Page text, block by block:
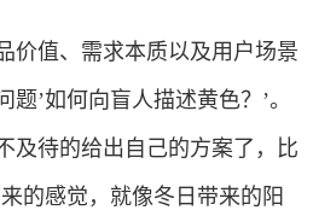
价值、需求本质以及用户场景
’如何向盲人描述黄色？’。
及待的给出自己的方案了，比
的感觉，就像冬日带来的阳